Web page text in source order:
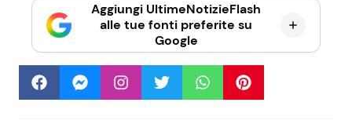
Aggiungi UltimeNotizieFlash
alle tue fonti preferite su
Google